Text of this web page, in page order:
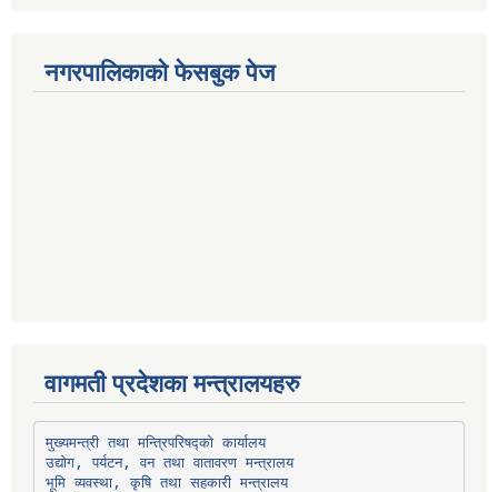
नगरपालिकाको फेसबुक पेज
वागमती प्रदेशका मन्त्रालयहरु
मुख्यमन्त्री तथा मन्त्रिपरिषद्को कार्यालय
उद्योग, पर्यटन, वन तथा वातावरण मन्त्रालय
भूमि व्यवस्था, कृषि तथा सहकारी मन्त्रालय